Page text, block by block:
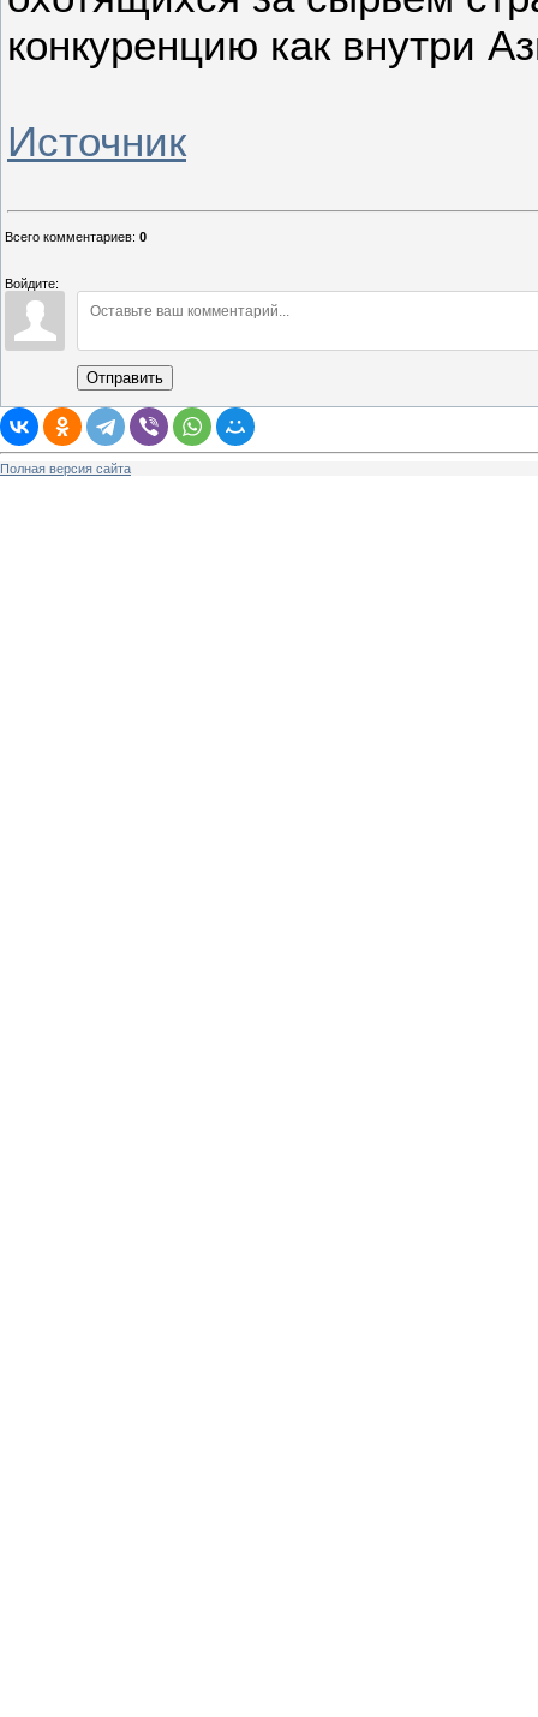
конкуренцию как внутри
Источник
Всего комментариев: 0
Войдите:
Отправить
Полная версия сайта